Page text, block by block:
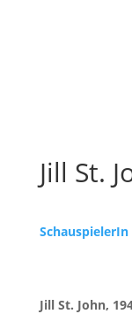
Jill St.
SchauspielerIn
Jill St. John,